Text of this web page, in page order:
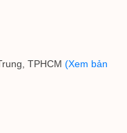
TPHCM (Xem bản